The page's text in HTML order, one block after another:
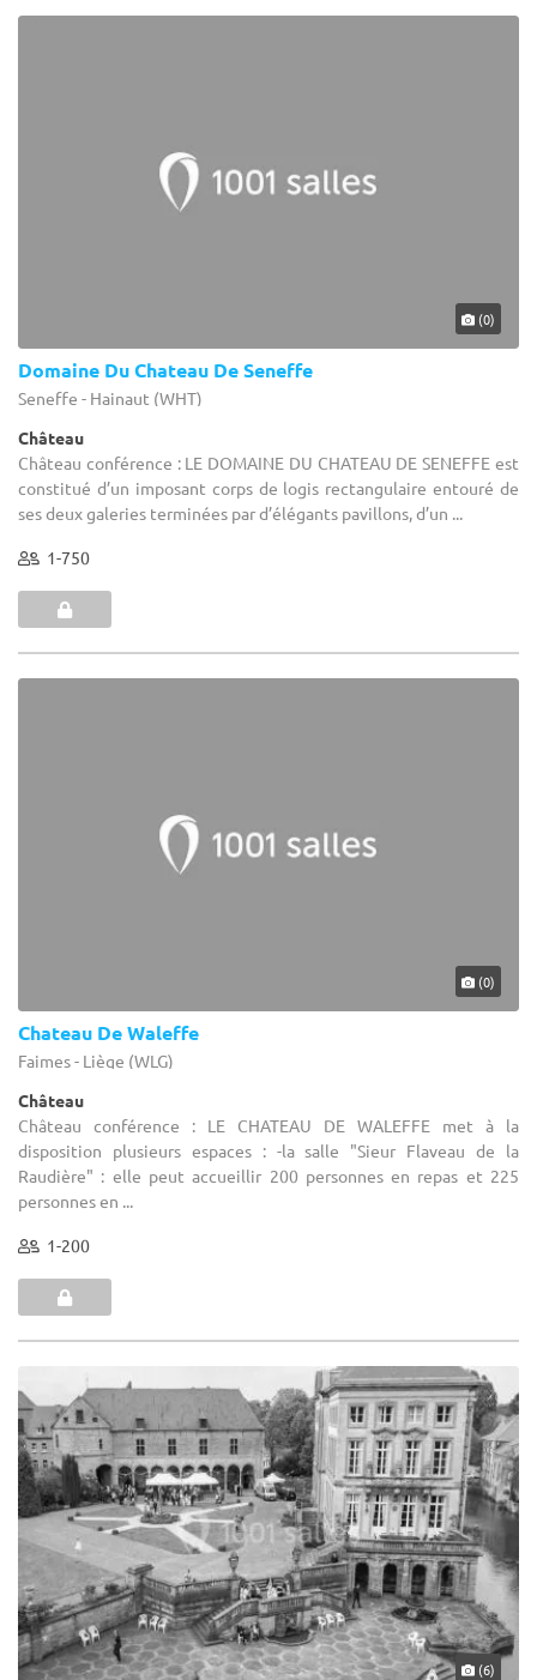
(0)
Domaine Du Chateau De Seneffe
Seneffe - Hainaut (WHT)
Château
Château conférence : LE DOMAINE DU CHATEAU DE SENEFFE est
constitué d’un imposant corps de logis rectangulaire entouré de
ses deux galeries terminées par d’élégants pavillons, d’un ...
1-750
(0)
Chateau De Waleffe
Faimes - Liège (WLG)
Château
Château conférence : LE CHATEAU DE WALEFFE met à la
disposition plusieurs espaces : -la salle "Sieur Flaveau de la
Raudière" : elle peut accueillir 200 personnes en repas et 225
personnes en ...
1-200
(6)